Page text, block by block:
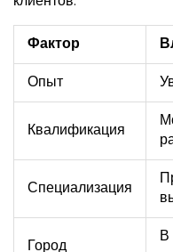
Фактор
Опыт
Квалификация
Специализация
Город
В